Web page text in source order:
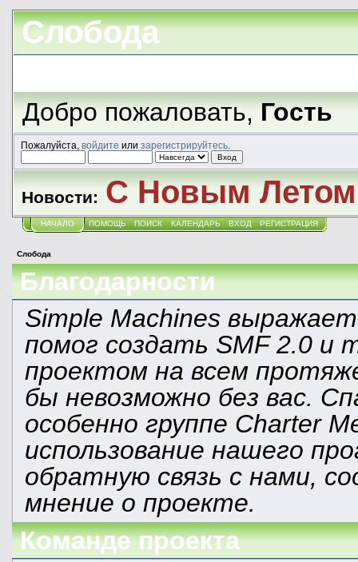
Слобода
Добро пожаловать,Гость
Пожалуйста, войдите или зарегистрируйтесь.
Новости: С Новым
НАЧАЛО ПОМОЩЬ ПОИСК КАЛЕНДАРЬ ВХОД РЕГИСТРАЦИЯ
Слобода
Благодарности
Simple Machines
помог создать SMF 2.0 и
проектом на всем
бы невозможно без вас.
особенно группе Charter
использование нашего
обратную связь с нами,
мнение о проекте.
Команде проекта